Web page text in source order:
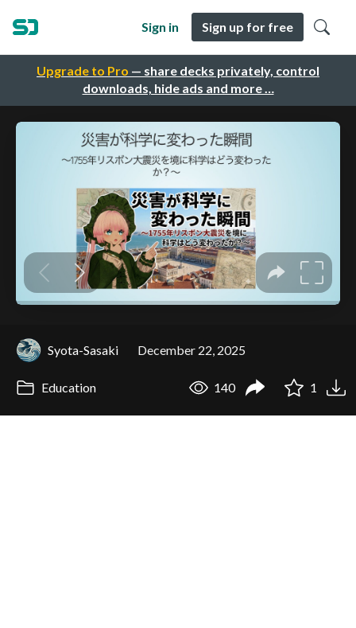
Upgrade to Pro — share decks privately, control
downloads, hide ads and more …
Sign in Sign up for free
Syota-Sasaki December 22, 2025
Education 140 1